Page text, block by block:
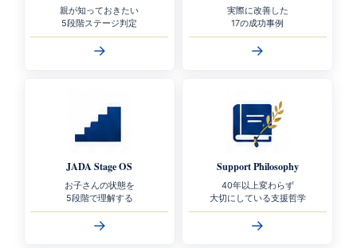
親が知っておきたい
5段階ステージ判定
→
実際に改善した
17の成功事例
→
JADA Stage OS
お子さんの状態を
5段階で理解する
→
Support Philosophy
40年以上変わらず
大切にしている支援哲学
→